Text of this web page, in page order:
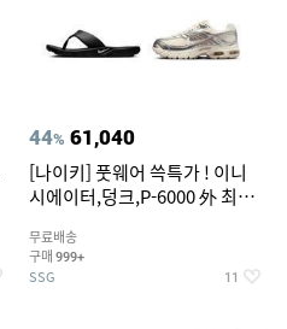
44% 61,040
[나이키] 풋웨어 쓱특가 ! 이니
시에이터,덩크,P-6000 外 최대
무료배송
구매 999+
SSG 11